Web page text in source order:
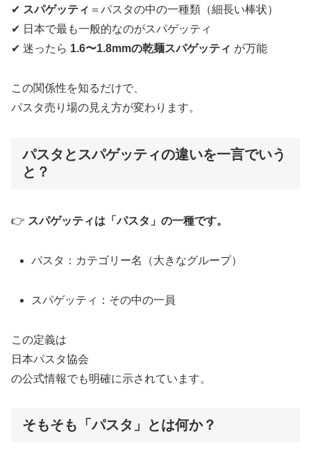
✔ スパゲッティ ＝パスタの中の一種類（細長い棒状）
✔ 日本で最も一般的なのがスパゲッティ
✔ 迷ったら 1.6〜1.8mmの乾麺スパゲッティ が万能
この関係性を知るだけで、
パスタ売り場の見え方が変わります。
パスタとスパゲッティの違いを一言でいう
と？
👉 スパゲッティは「パスタ」の一種です。
パスタ：カテゴリー名（大きなグループ）
スパゲッティ：その中の一員
この定義は
日本パスタ協会
の公式情報でも明確に示されています。
そもそも「パスタ」とは何か？